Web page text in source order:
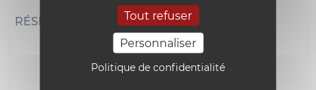
Tout refuser
Personnaliser
Politique de confidentialité
RÉSEAUX SOCIAUX